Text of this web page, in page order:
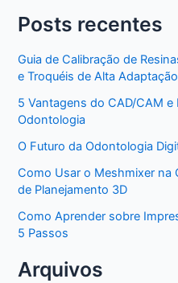
Posts recentes
Guia de Calibração de
e Troquéis de Alta Adaptação
5 Vantagens do CAD/CAM e
Odontologia
O Futuro da Odontologia
Como Usar o Meshmixer na
de Planejamento 3D
Como Aprender sobre
5 Passos
Arquivos